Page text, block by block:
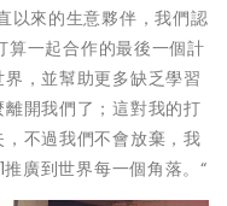
以來的生意夥伴，我們認
算一起合作的最後一個計
，並幫助更多缺乏學習
開我們了；這對我的打
不過我們不會放棄，我
推廣到世界每一個角落。“